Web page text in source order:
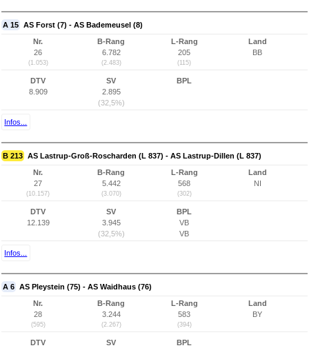
A 15 AS Forst (7) - AS Bademeusel (8)
Nr.
26
(1.053)
B-Rang
6.782
(2.483)
L-Rang
205
(115)
Land
BB
DTV
8.909
SV
2.895
(32,5%)
BPL
Infos...
B 213 AS Lastrup-Groß-Roscharden (L 837) - AS Lastrup-Dillen (L 837)
Nr.
27
(10.157)
B-Rang
5.442
(3.070)
L-Rang
568
(302)
Land
NI
DTV
12.139
SV
3.945
(32,5%)
BPL
VB
VB
Infos...
A 6 AS Pleystein (75) - AS Waidhaus (76)
Nr.
28
(595)
B-Rang
3.244
(2.267)
L-Rang
583
(394)
Land
BY
DTV
SV
BPL